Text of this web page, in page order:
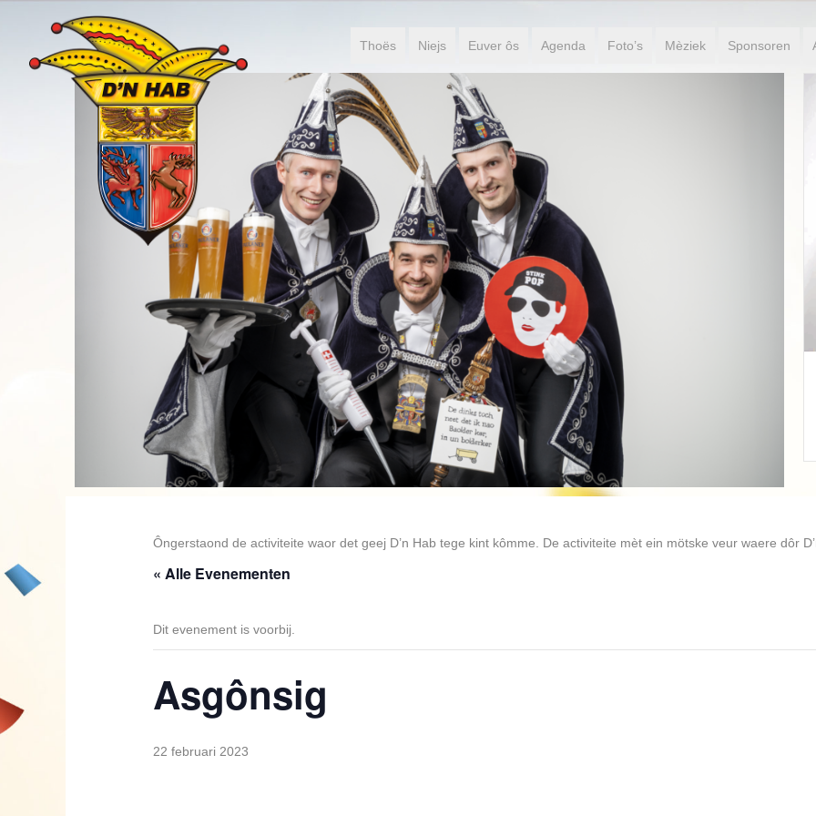
Thoës Niejs Euver ôs Agenda Foto’s Mèziek Sponsoren
Jeugdprinses
Adjudanten Saar en
Ôngerstaond de activiteite waor det geej D’n Hab tege kint kômme. De activiteite mèt ein mötske veur waere dôr
« Alle Evenementen
Dit evenement is voorbij.
Asgônsig
22 februari 2023